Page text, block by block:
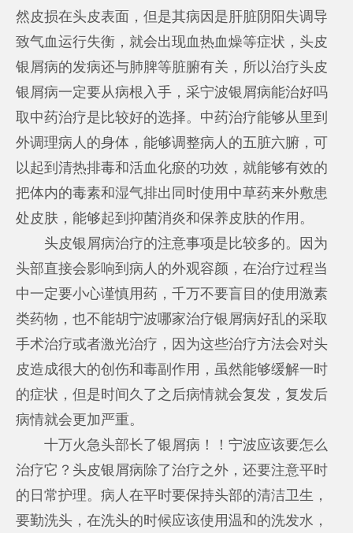
然皮损在头皮表面，但是其病因是肝脏阴阳失调导
致气血运行失衡，就会出现血热血燥等症状，头皮
银屑病的发病还与肺脾等脏腑有关，所以治疗头皮
银屑病一定要从病根入手，采宁波银屑病能治好吗
取中药治疗是比较好的选择。中药治疗能够从里到
外调理病人的身体，能够调整病人的五脏六腑，可
以起到清热排毒和活血化瘀的功效，就能够有效的
把体内的毒素和湿气排出同时使用中草药来外敷患
处皮肤，能够起到抑菌消炎和保养皮肤的作用。
头皮银屑病治疗的注意事项是比较多的。因为
头部直接会影响到病人的外观容颜，在治疗过程当
中一定要小心谨慎用药，千万不要盲目的使用激素
类药物，也不能胡宁波哪家治疗银屑病好乱的采取
手术治疗或者激光治疗，因为这些治疗方法会对头
皮造成很大的创伤和毒副作用，虽然能够缓解一时
的症状，但是时间久了之后病情就会复发，复发后
病情就会更加严重。
十万火急头部长了银屑病！！宁波应该要怎么
治疗它？头皮银屑病除了治疗之外，还要注意平时
的日常护理。病人在平时要保持头部的清洁卫生，
要勤洗头，在洗头的时候应该使用温和的洗发水，